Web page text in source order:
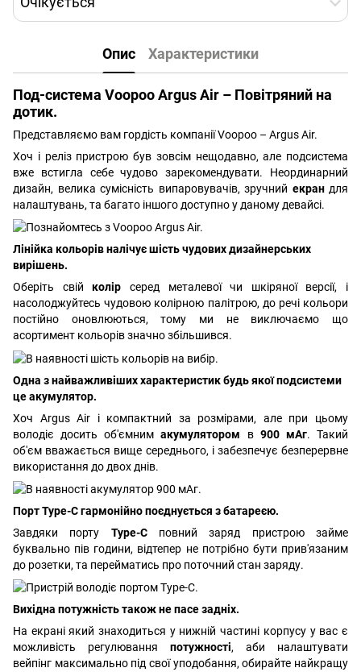
Опис Характеристики
Под-система Voopoo Argus Air – Повітряний на
дотик.
Представляємо вам гордість компанії Voopoo – Argus Air.
Хоч і реліз пристрою був зовсім нещодавно, але подсистема
вже встигла себе чудово зарекомендувати. Неординарний
дизайн, велика сумісність випаровувачів, зручний екран для
налаштувань, та багато іншого доступно у даному девайсі.
Лінійка кольорів налічує шість чудових дизайнерських
вирішень.
Оберіть свійколір серед металевої чи шкіряної версії, і
насолоджуйтесь чудовою колірною палітрою, до речі кольори
постійно оновлюються, тому ми не виключаємо що
асортимент кольорів значно збільшився.
Одна з найважливіших характеристик будь якої подсистеми
це акумулятор.
Хоч Argus Air і компактний за розмірами, але при цьому
володіє досить об'ємнимакумулятором в 900 мАг. Такий
об'єм вважається вище середнього, і забезпечує безперервне
використання до двох днів.
Порт Type-C гармонійно поєднується з батареєю.
Завдяки порту Type-Cповний заряд пристрою займе
буквально пів години, відтепер не потрібно бути прив'язаним
до розетки, та перейматись про поточний стан заряду.
Вихідна потужність також не пасе задніх.
На екрані який знаходиться у нижній частині корпусу у вас є
можливість регулювання потужності, аби налаштувати
вейпінг максимально під свої уподобання, обирайте найкращу